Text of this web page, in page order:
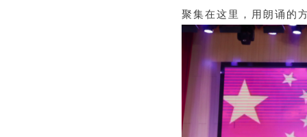
聚集在这里，用朗诵的